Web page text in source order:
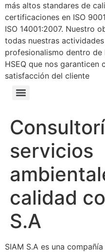
más altos standares de
certificaciones en ISO
ISO 14001:2007. Nuestro
todas nuestras
profesionalismo dentro
HSEQ que nos garanticen
satisfacción del cliente
servicios
calidad
S.A
SIAM S.A es una